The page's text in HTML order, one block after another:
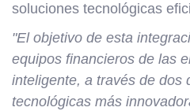
soluciones tecnológicas
"El objetivo de esta
equipos financieros de las
inteligente, a través de dos
tecnológicas más